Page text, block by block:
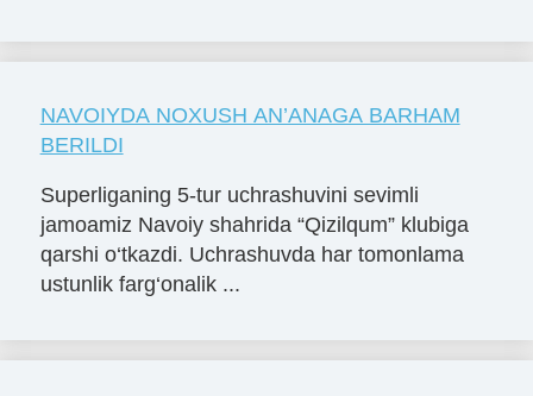
NAVOIYDA NOXUSH AN’ANAGA BARHAM
BERILDI
Superliganing 5-tur uchrashuvini sevimli
jamoamiz Navoiy shahrida “Qizilqum” klubiga
qarshi o‘tkazdi. Uchrashuvda har tomonlama
ustunlik farg‘onalik ...